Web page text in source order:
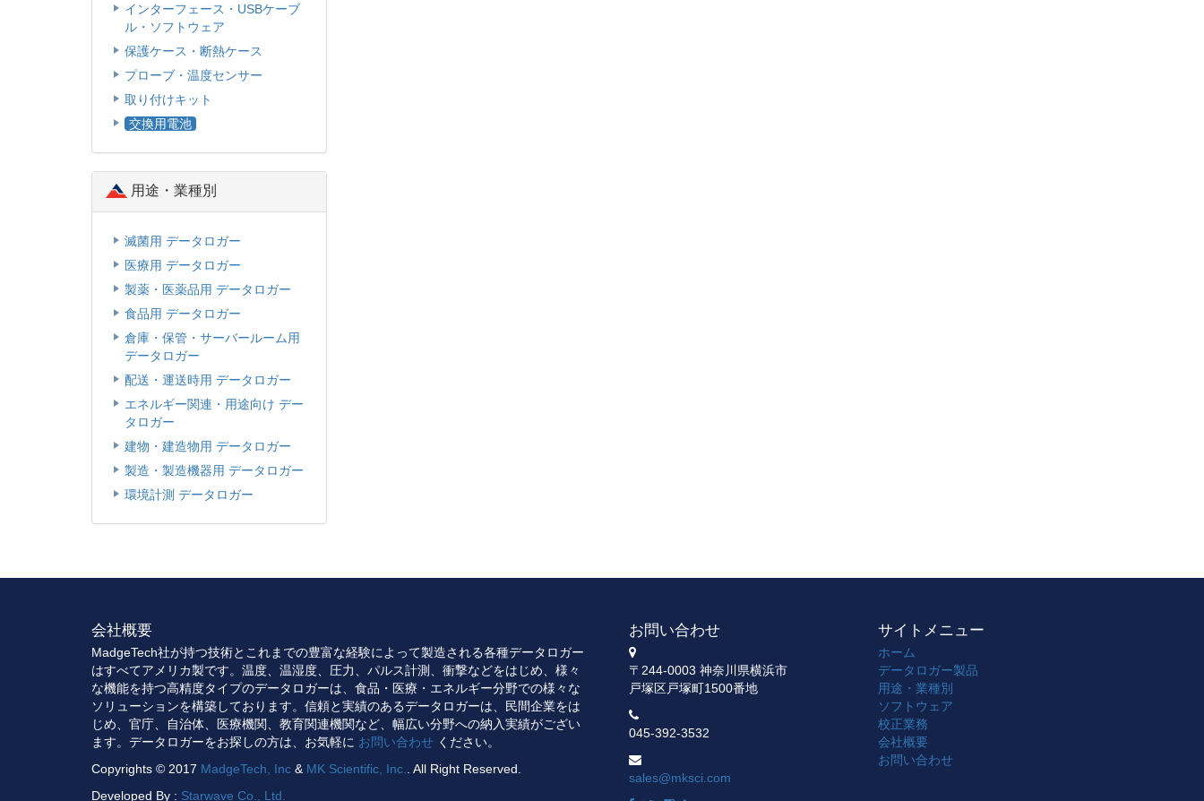
インターフェース・USBケーブ
ル・ソフトウェア
保護ケース・断熱ケース
プローブ・温度センサー
取り付けキット
交換用電池
用途・業種別
滅菌用 データロガー
医療用 データロガー
製薬・医薬品用 データロガー
食品用 データロガー
倉庫・保管・サーバールーム用
データロガー
配送・運送時用 データロガー
エネルギー関連・用途向け デー
タロガー
建物・建造物用 データロガー
製造・製造機器用 データロガー
環境計測 データロガー
会社概要
MadgeTech社が持つ技術とこれまでの豊富な経験によって製造される各種データロガー
はすべてアメリカ製です。温度、温湿度、圧力、パルス計測、衝撃などをはじめ、様々
な機能を持つ高精度タイプのデータロガーは、食品・医療・エネルギー分野での様々な
ソリューションを構築しております。信頼と実績のあるデータロガーは、民間企業をは
じめ、官庁、自治体、医療機関、教育関連機関など、幅広い分野への納入実績がござい
ます。データロガーをお探しの方は、お気軽に お問い合わせ ください。
Copyrights © 2017 MadgeTech, Inc & MK Scientific, Inc.
. All Right Reserved.
Developed By : Starwave Co., Ltd.
お問い合わせ
〒244-0003 神奈川県横浜市
戸塚区戸塚町1500番地
045-392-3532
sales@mksci.com
サイトメニュー
ホーム
データロガー製品
用途・業種別
ソフトウェア
校正業務
会社概要
お問い合わせ